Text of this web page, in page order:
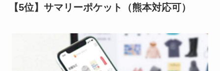
【5位】サマリーポケット（熊本対応可）